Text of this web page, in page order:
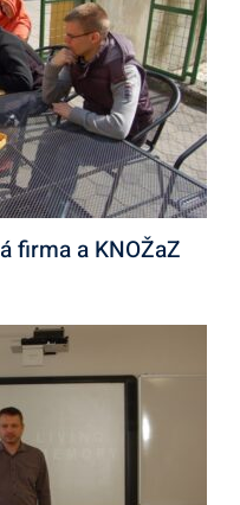
firma a KNOŽaZ